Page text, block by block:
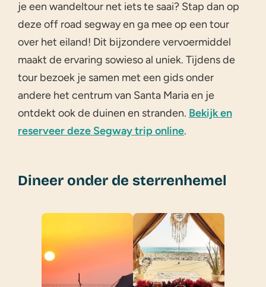
je een wandeltour net iets te saai? Stap dan op
deze off road segway en ga mee op een tour
over het eiland! Dit bijzondere vervoermiddel
maakt de ervaring sowieso al uniek. Tijdens de
tour bezoek je samen met een gids onder
andere het centrum van Santa Maria en je
ontdekt ook de duinen en stranden. Bekijk en
reserveer deze Segway trip online.
Dineer onder de sterrenhemel